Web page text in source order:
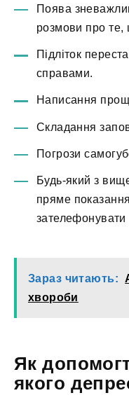
Поява
розмови про те,
Підліток
справами.
Написання
Складання
Погрози
Будь-який з
пряме
зателефонувати
Зараз читають:
хвороби
Як
якого